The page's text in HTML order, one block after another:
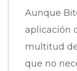
Aunque
aplicación
multitud
que no